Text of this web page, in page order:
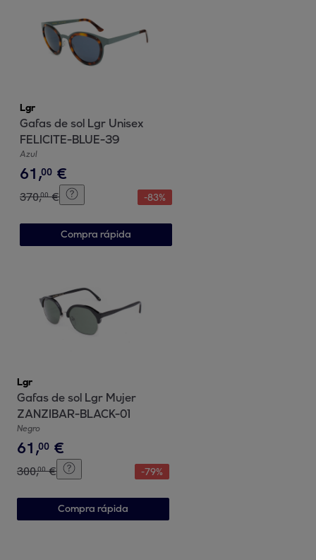
Lgr
Gafas de sol Lgr Unisex
FELICITE-BLUE-39
Azul
61,00 €
370,00 € -83%
Compra rápida
Lgr
Gafas de sol Lgr Mujer
ZANZIBAR-BLACK-01
Negro
61,00 €
300,00 € -79%
Compra rápida